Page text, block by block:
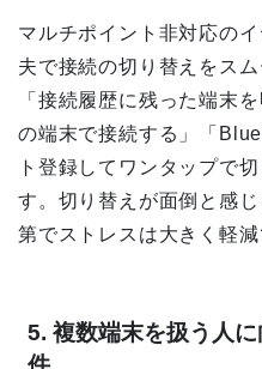
マルチポイント非対応の
夫で接続の切り替えをス
「接続履歴に残った端末
の端末で接続する」「
ト登録してワンタップで
す。切り替えが面倒と感
第でストレスは大きく軽減
5. 複数端末を扱う人